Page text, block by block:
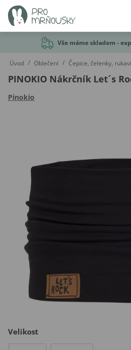
Vše máme skladem -
Úvod / Oblečení / Čepice, čelenky,
PINOKIO Nákrčník Let´s
Pinokio
Velikost